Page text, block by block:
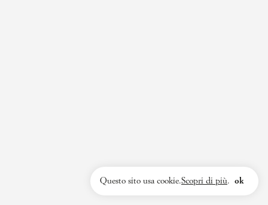
Questo sito usa cookie.Scopri di più. ok